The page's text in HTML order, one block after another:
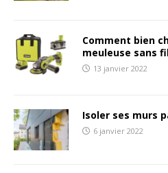
Comment bien
meuleuse sans
13 janvier 2022
Isoler ses murs
6 janvier 2022